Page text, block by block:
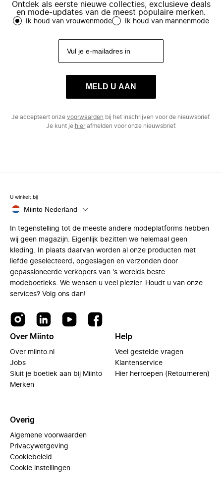
Ontdek als eerste nieuwe collecties, exclusieve deals
en mode-updates van de meest populaire merken.
Ik houd van vrouwenmode Ik houd van mannenmode
MELD U AAN
Je accepteert onze voorwaarden bij het inschrijven voor de nieuwsbrief.
Je kunt je hierafmelden voor onze nieuwsbrief.
U winkelt bij
Miinto Nederland
In tegenstelling tot de meeste andere modeplatforms hebben
wij geen magazijn. Eigenlijk bezitten we helemaal geen
kleding. In plaats daarvan worden al onze producten met
liefde geselecteerd, opgeslagen en verzonden door
gepassioneerde verkopers van 's werelds beste
modeboetieks. We wensen u veel plezier. Houdt u van onze
services? Volg ons dan!
Over Miinto
Over miinto.nl
Jobs
Sluit je boetiek aan bij Miinto
Merken
Help
Veel gestelde vragen
Klantenservice
Hier herroepen (Retourneren)
Overig
Algemene voorwaarden
Privacywetgeving
Cookiebeleid
Cookie instellingen